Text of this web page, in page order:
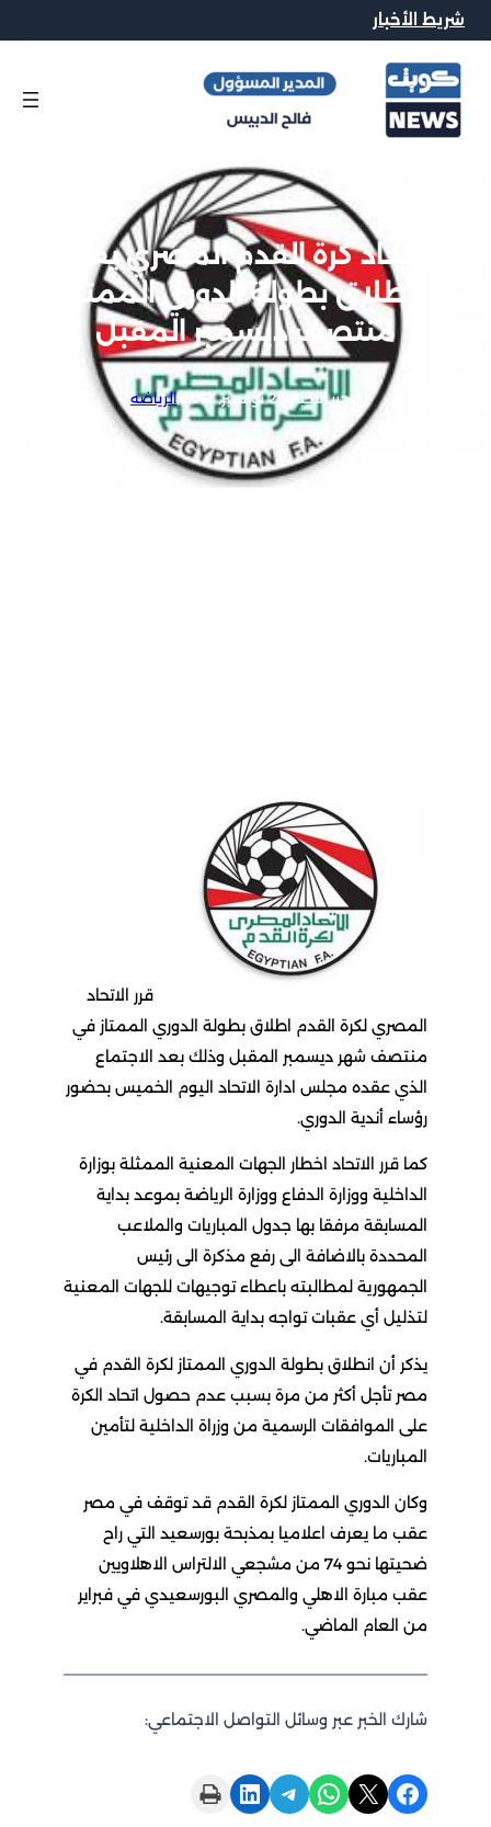
شريط الأخبار
اتحاد كرة القدم المصري يقرر
انطلاق بطولة الدوري الممتاز
منتصف ديسمبر المقبل
محرر الاخبار|23 نوفمبر, 2012 |الرياضه
قرر الاتحاد
المصري لكرة القدم اطلاق بطولة الدوري الممتاز في
منتصف شهر ديسمبر المقبل وذلك بعد الاجتماع
الذي عقده مجلس ادارة الاتحاد اليوم الخميس بحضور
رؤساء أندية الدوري.
كما قرر الاتحاد اخطار الجهات المعنية الممثلة بوزارة
الداخلية ووزارة الدفاع ووزارة الرياضة بموعد بداية
المسابقة مرفقا بها جدول المباريات والملاعب
المحددة بالاضافة الى رفع مذكرة الى رئيس
الجمهورية لمطالبته باعطاء توجيهات للجهات المعنية
لتذليل أي عقبات تواجه بداية المسابقة.
يذكر أن انطلاق بطولة الدوري الممتاز لكرة القدم في
مصر تأجل أكثر من مرة بسبب عدم حصول اتحاد الكرة
على الموافقات الرسمية من وزراة الداخلية لتأمين
المباريات.
وكان الدوري الممتاز لكرة القدم قد توقف في مصر
عقب ما يعرف اعلاميا بمذبحة بورسعيد التي راح
ضحيتها نحو 74 من مشجعي الالتراس الاهلاويين
عقب مبارة الاهلي والمصري البورسعيدي في فبراير
من العام الماضي.
شارك الخبر عبر وسائل التواصل الاجتماعي:
Share on Facebook
Share on X
Share on WhatsApp
Share on Telegram
Share on LinkedIn
Print this Page